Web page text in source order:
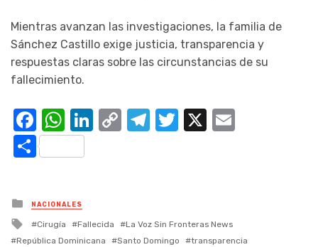
Mientras avanzan las investigaciones, la familia de
Sánchez Castillo exige justicia, transparencia y
respuestas claras sobre las circunstancias de su
fallecimiento.
Facebook
WhatsApp
LinkedIn
CopyTelegram
Twitter
X
Compartir
Posted
in
NACIONALES
Tagged
with
Cirugía Fallecida
La Voz Sin Fronteras News
República Dominicana
Santo Domingo transparencia